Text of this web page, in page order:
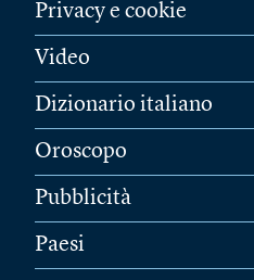
Privacy e cookie
Video
Dizionario italiano
Oroscopo
Pubblicità
Paesi